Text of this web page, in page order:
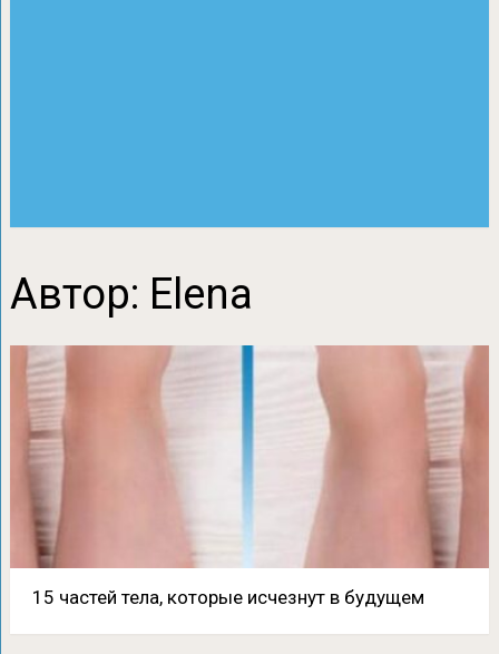
Автор: Elena
15 частей тела, которые исчезнут в будущем